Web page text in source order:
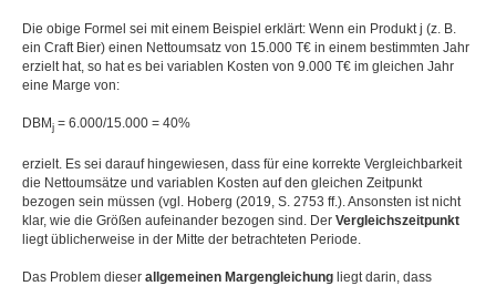
Die obige Formel sei mit einem Beispiel erklärt: Wenn ein Produkt j (z. B.
ein Craft Bier) einen Nettoumsatz von 15.000 T€ in einem bestimmten Jahr
erzielt hat, so hat es bei variablen Kosten von 9.000 T€ im gleichen Jahr
eine Marge von:
DBMj = 6.000/15.000 = 40%
erzielt. Es sei darauf hingewiesen, dass für eine korrekte Vergleichbarkeit
die Nettoumsätze und variablen Kosten auf den gleichen Zeitpunkt
bezogen sein müssen (vgl. Hoberg (2019, S. 2753 ff.). Ansonsten ist nicht
klar, wie die Größen aufeinander bezogen sind. Der Vergleichszeitpunkt
liegt üblicherweise in der Mitte der betrachteten Periode.
Das Problem dieser allgemeinen Margengleichung liegt darin, dass